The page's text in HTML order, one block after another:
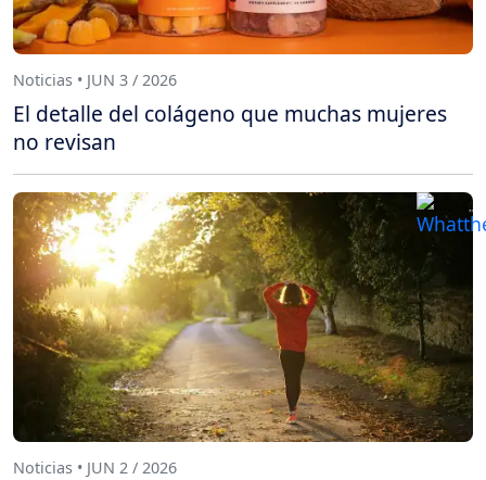
Noticias • JUN 3 / 2026
El detalle del colágeno que muchas mujeres
no revisan
Noticias • JUN 2 / 2026